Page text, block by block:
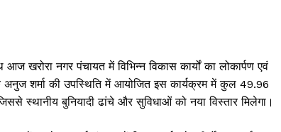
नगर पंचायत में विभिन्न विकास कार्यों का लोकार्पण एवं
शर्मा की उपस्थिति में आयोजित इस कार्यक्रम में कुल ₹49.96
स्थानीय बुनियादी ढांचे और सुविधाओं को नया विस्तार मिलेगा।